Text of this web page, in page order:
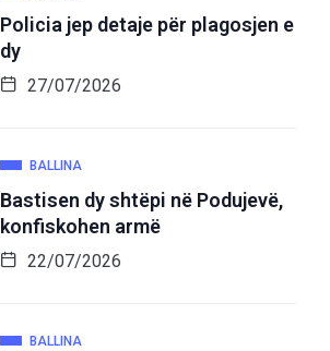
Policia jep detaje për plagosjen e
dy
27/07/2026
BALLINA
Bastisen dy shtëpi në Podujevë,
konfiskohen armë
22/07/2026
BALLINA